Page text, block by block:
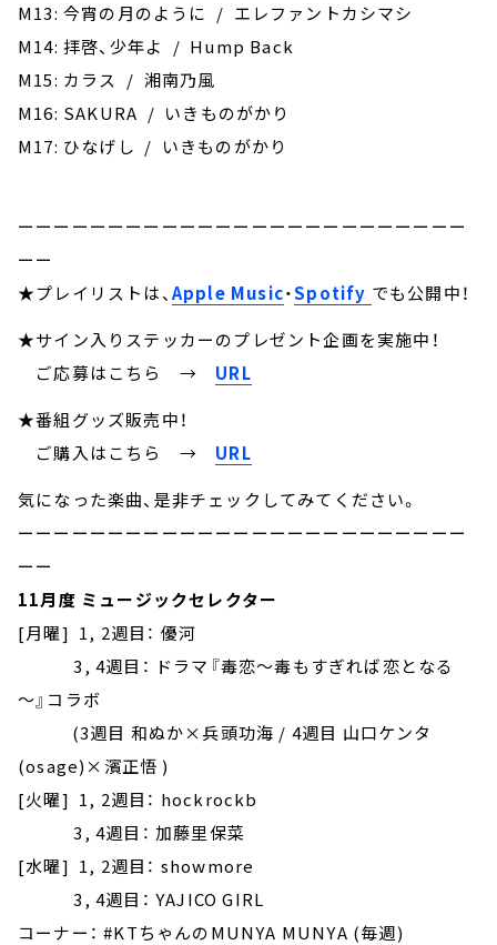
M13: 今宵の月のように / エレファントカシマシ
M14: 拝啓、少年よ / Hump Back
M15: カラス / 湘南乃風
M16: SAKURA / いきものがかり
M17: ひなげし / いきものがかり
ーーーーーーーーーーーーーーーーーーーーーーーーー
ーー
★プレイリストは、Apple Music・Spotify でも公開中！
★サイン入りステッカーのプレゼント企画を実施中！
ご応募はこちら →
URL
★番組グッズ販売中！
ご購入はこちら → URL
気になった楽曲、是非チェックしてみてください。
ーーーーーーーーーーーーーーーーーーーーーーーーー
ーー
11月度 ミュージックセレクター
[月曜] 1, 2週目： 優河
3, 4週目： ドラマ『毒恋～毒もすぎれば恋となる
～』コラボ
(3週目 和ぬか×兵頭功海 / 4週目 山口ケンタ
(osage)×濱正悟 )
[火曜] 1, 2週目： hockrockb
3, 4週目： 加藤里保菜
[水曜] 1, 2週目： showmore
3, 4週目： YAJICO GIRL
コーナー： #KTちゃんのMUNYA MUNYA (毎週)